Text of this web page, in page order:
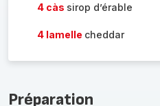
4 càs sirop d’érable
4 lamelle cheddar
Préparation